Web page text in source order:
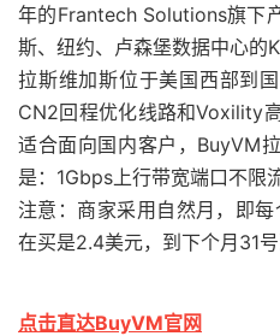
年的Frantech Solutions旗下
斯、纽约、卢森堡数据中心的
拉斯维加斯位于美国西部到
CN2回程优化线路和Voxility
适合面向国内客户，BuyVM
是：1Gbps上行带宽端口不限
注意：商家采用自然月，即
在买是2.4美元，到下个月31号
点击直达BuyVM官网